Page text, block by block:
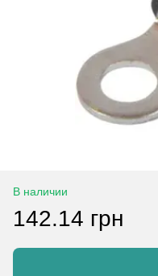
В наличии
142.14 грн